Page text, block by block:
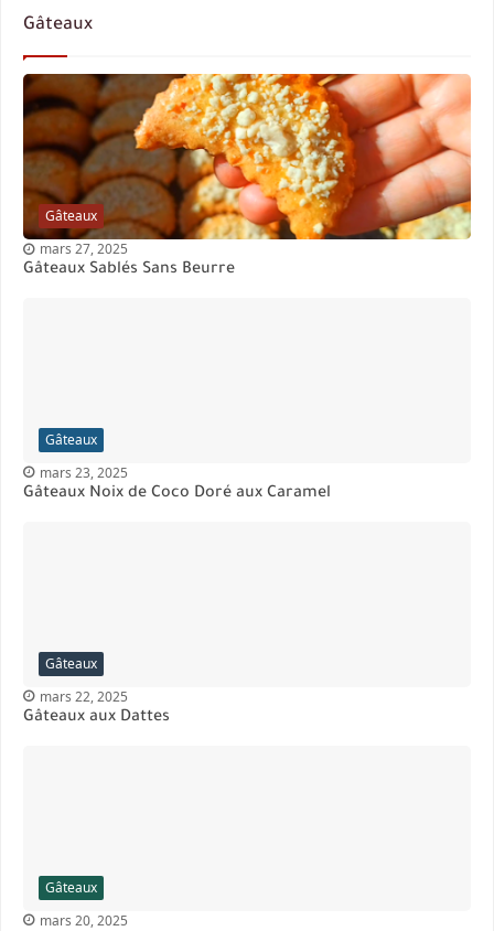
Gâteaux Noix de Coco Doré aux Caramel
Recette Pains Turque Farcis Faciles Rapides à la poêle
Gâteau Aïd Facile Rapide tellement Bons !
Pains Farcis Facile Rapide à la poêle
Idées Recettes Faciles Rapides Sans Cuisson au Four
Gâteaux
Gâteaux
mars 27, 2025
Gâteaux Sablés Sans Beurre
Gâteaux
mars 23, 2025
Gâteaux Noix de Coco Doré aux Caramel
Gâteaux
mars 22, 2025
Gâteaux aux Dattes
Gâteaux
mars 20, 2025